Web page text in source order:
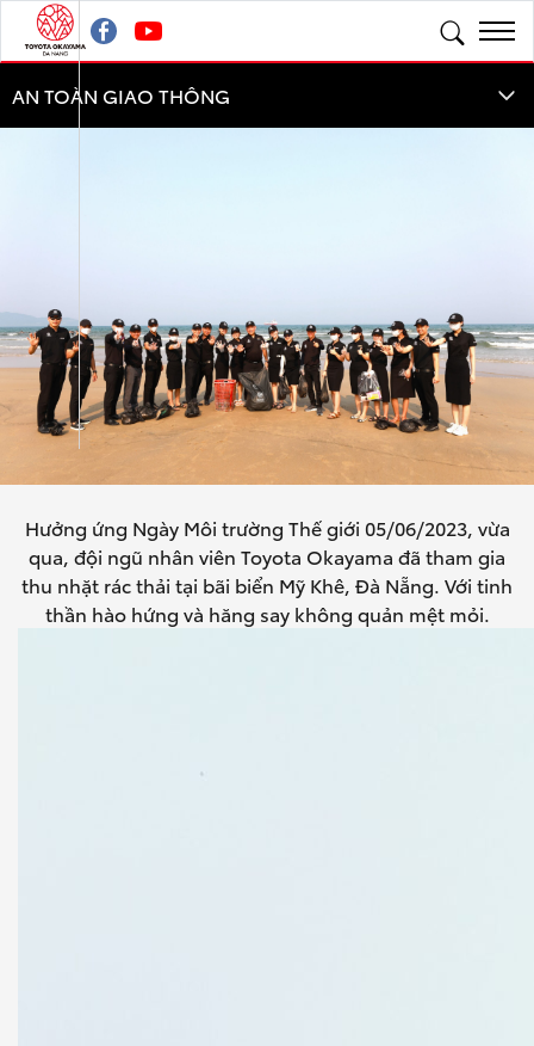
Hưởng ứng Ngày Môi trường Thế giới 05/06/2023, vừa
qua, đội ngũ nhân viên Toyota Okayama đã tham gia
thu nhặt rác thải tại bãi biển Mỹ Khê, Đà Nẵng. Với tinh
thần hào hứng và hăng say không quản mệt mỏi.